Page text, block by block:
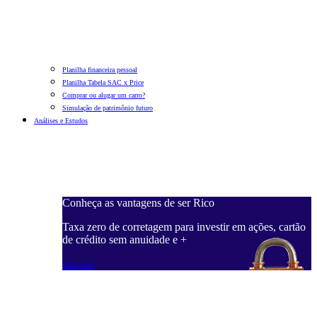
Planilha financeira pessoal
Planilha Tabela SAC x Price
Comprar ou alugar um carro?
Simulação de patrimônio futuro
Análises e Estudos
Conheça as vantagens de ser Rico
Taxa zero de corretagem para investir em ações, cartão
de crédito sem anuidade e +
Saiba mais